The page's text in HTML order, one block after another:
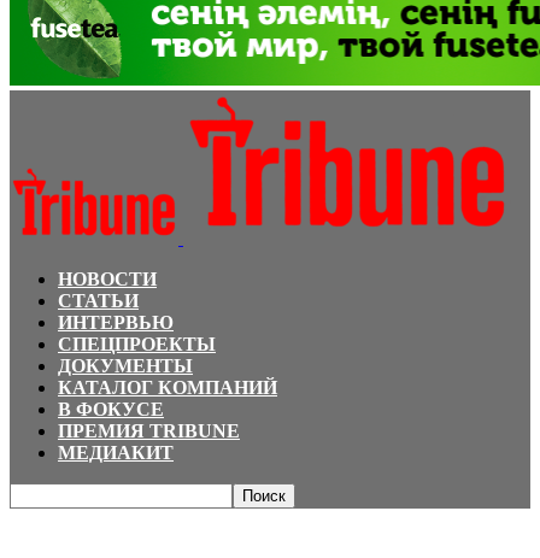
НОВОСТИ
СТАТЬИ
ИНТЕРВЬЮ
СПЕЦПРОЕКТЫ
ДОКУМЕНТЫ
КАТАЛОГ КОМПАНИЙ
В ФОКУСЕ
ПРЕМИЯ TRIBUNE
МЕДИАКИТ